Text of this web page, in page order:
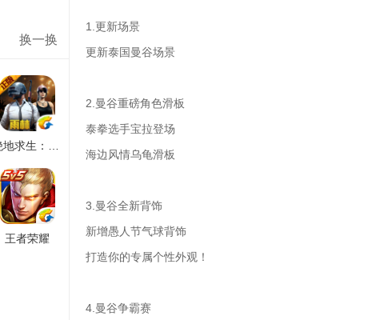
换一换
王者荣耀
1.更新场景
更新泰国曼谷场景
2.曼谷重磅角色滑板
泰拳选手宝拉登场
海边风情乌龟滑板
3.曼谷全新背饰
新增愚人节气球背饰
打造你的专属个性外观！
4.曼谷争霸赛